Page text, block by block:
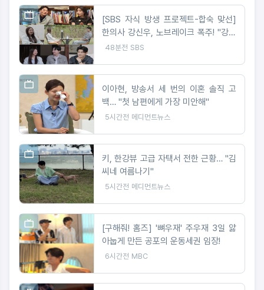
[SBS 자식 방생 프로젝트-합숙 맞선]
한의사 강신우, 노브레이크 폭주! "강신
우가 이성을 잃었다" 무슨 일?
48분전 SBS
이아현, 방송서 세 번의 이혼 솔직 고
백… "첫 남편에게 가장 미안해"
5시간전 메디먼트뉴스
키, 한강뷰 고급 자택서 전한 근황… "김
씨네 여름나기"
5시간전 메디먼트뉴스
[구해줘! 홈즈] '뼈우재' 주우재 3일 앓
아눕게 만든 공포의 운동세권 임장!
6시간전 MBC